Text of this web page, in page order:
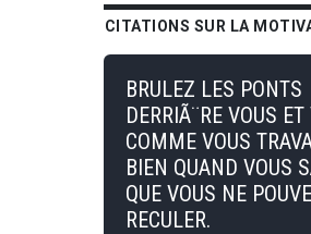
CITATIONS SUR LA
BRULEZ LES PONTS
DERRIÃ¨RE VOUS ET
COMME VOUS
BIEN QUAND VOUS
QUE VOUS NE
RECULER.